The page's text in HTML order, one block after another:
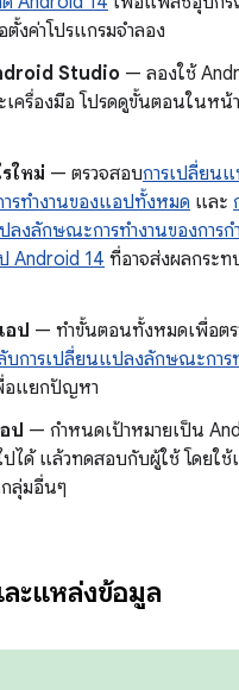
ตั้งค่าโปรแกรมจำลอง
Studio — ลองใช้
เครื่องมือ โปรดดูขั้นตอนในหน้า
ใหม่ — ตรวจสอบการเปลี่ยน
รทำงานของแอปทั้งหมด และ
งลักษณะการทำงานของการก
Android 14 ที่อาจส่งผลกระ
อป — ทำขั้นตอนทั้งหมดเพื่อตร
บการเปลี่ยนแปลงลักษณะการ
อแยกปัญหา
ป — กำหนดเป้าหมายเป็น
ได้ แล้วทดสอบกับผู้ใช้ โดยใช้
ลุ่มอื่นๆ
ะแหล่งข้อมูล